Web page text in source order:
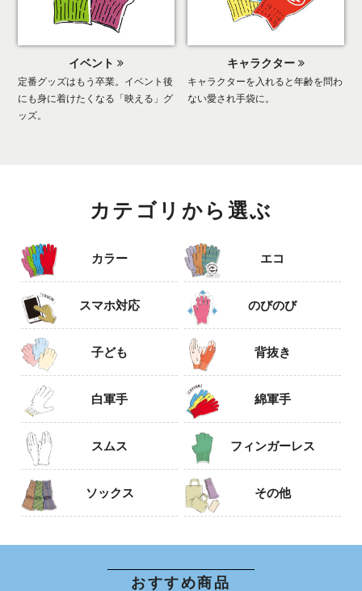
イベント
定番グッズはもう卒業。イベント後
にも身に着けたくなる「映える」グ
ッズ。
キャラクター
キャラクターを入れると年齢を問わ
ない愛され手袋に。
カテゴリから選ぶ
カラー エコ
スマホ対応 のびのび
子ども 背抜き
白軍手 綿軍手
スムス フィンガーレス
ソックス その他
おすすめ商品